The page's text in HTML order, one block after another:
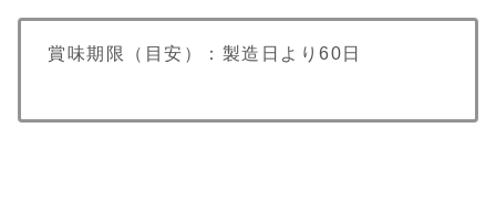
賞味期限（目安）：製造日より60日